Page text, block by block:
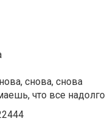
снова, снова
что все надолго